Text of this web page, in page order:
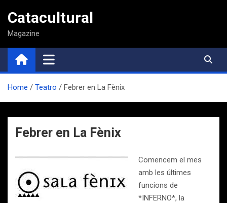
contenido
Catacultural
Magazine
Home Teatro Febrer en La Fènix
Febrer en La Fènix
Comencem el mes
amb les últimes
funcions de
*INFERNO*, la